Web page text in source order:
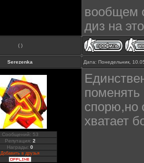
вообщем
диз на
( )
Serezenka Дата: Понедельник,
Сообщений: 53
Репутация: 2
Награды:0
Добавить в друзья
поменять
спорю,но
хватает